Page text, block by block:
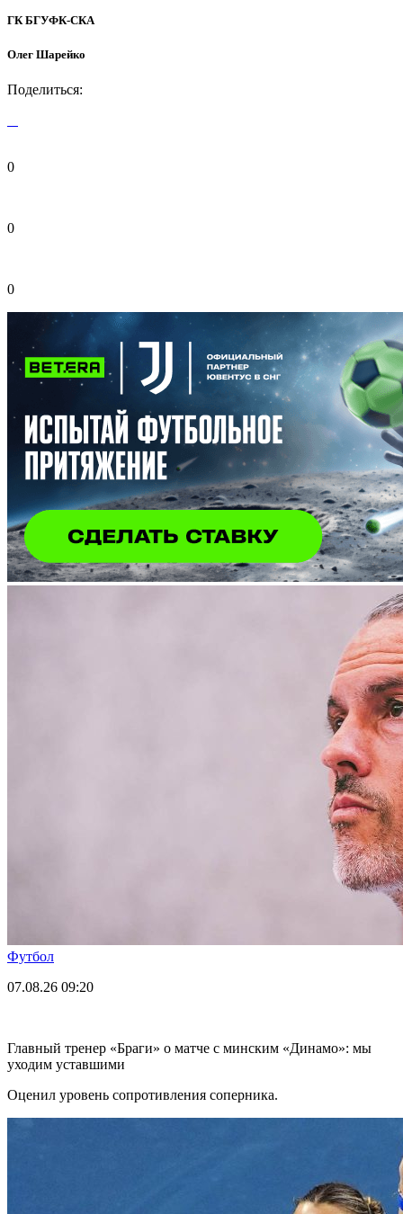
ГК БГУФК-СКА
Олег Шарейко
Поделиться:
0
0
0
Футбол
07.08.26 09:20
Главный тренер «Браги» о матче с минским «Динамо»: мы
уходим уставшими
Оценил уровень сопротивления соперника.